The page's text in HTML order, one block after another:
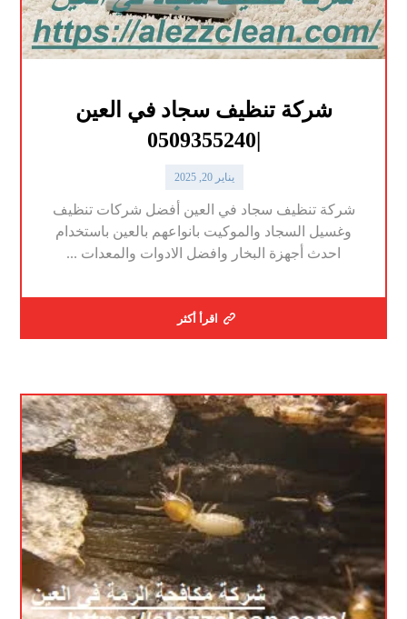
شركة تنظيف سجاد في العين
|0509355240
يناير 20, 2025
شركة تنظيف سجاد في العين أفضل شركات تنظيف
وغسيل السجاد والموكيت بانواعهم بالعين باستخدام
احدث أجهزة البخار وافضل الادوات والمعدات ...
اقرأ أكثر